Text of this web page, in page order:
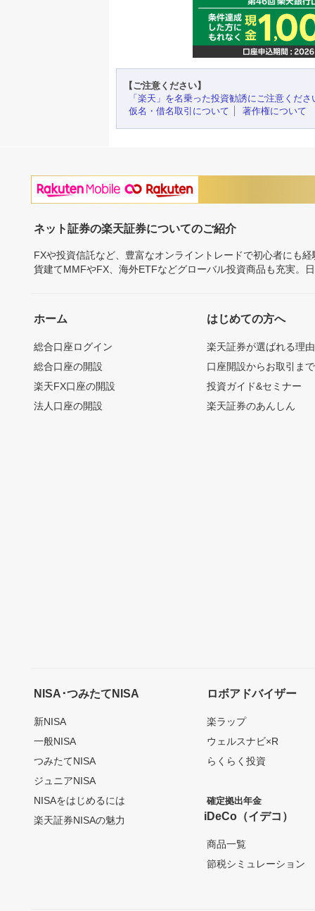
【ご注意ください】
「楽天」を名乗った投資勧誘にご注意くださ
仮名・借名取引について
著作権について
ネット証券の楽天証券についてのご紹介
FXや投資信託など、豊富なオンライントレードで初心者にも
貨建てMMFやFX、海外ETFなどグローバル投資商品も充実。
ホーム
総合口座ログイン
総合口座の開設
楽天FX口座の開設
法人口座の開設
はじめての方へ
楽天証券が選ばれる理由
口座開設からお取引ま
投資ガイド&セミナー
楽天証券のあんしん
NISA･つみたてNISA
新NISA
一般NISA
つみたてNISA
ジュニアNISA
NISAをはじめるには
楽天証券NISAの魅力
ロボアドバイザー
楽ラップ
ウェルスナビ×R
らくらく投資
確定拠出年金
iDeCo（イデコ）
商品一覧
節税シミュレーション